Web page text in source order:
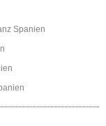
Spanien